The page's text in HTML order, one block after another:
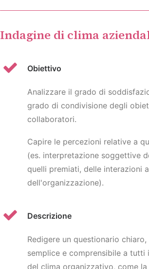
Indagine di clima
Obiettivo
Analizzare il grado di
grado di condivisione degli
collaboratori.
Capire le percezioni relative a
(es. interpretazione soggettive
quelli premiati, delle interazioni
dell'organizzazione).
Descrizione
Redigere un questionario
semplice e comprensibile a tutti
del clima organizzativo, come